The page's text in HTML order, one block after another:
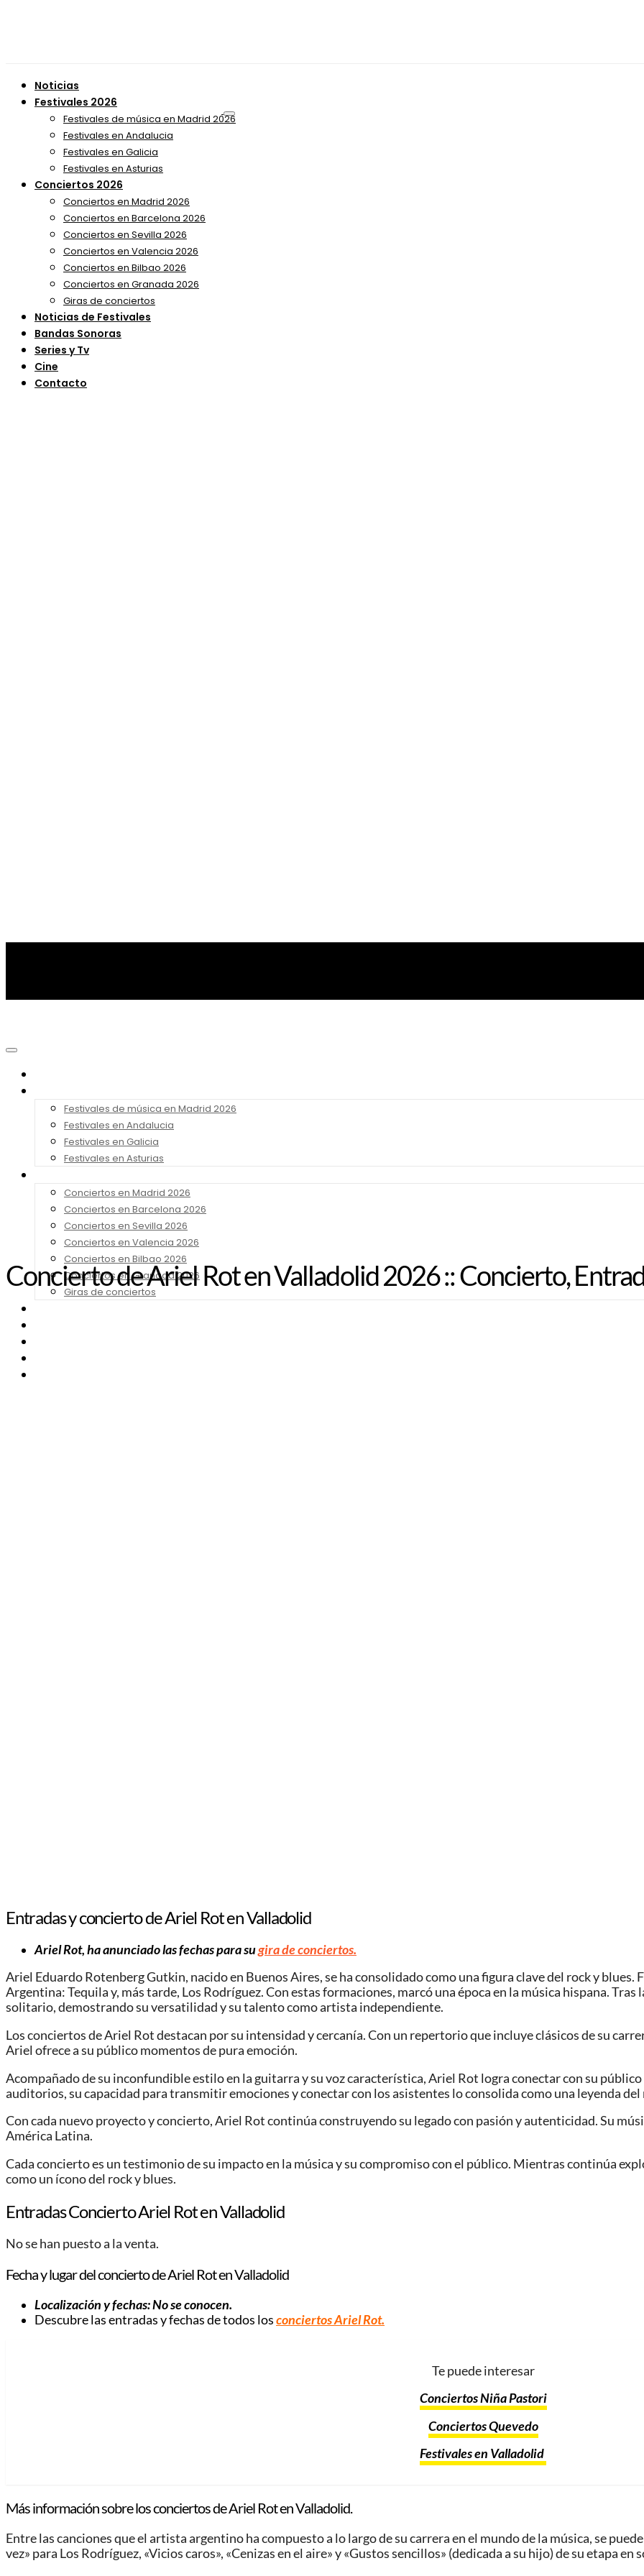
Noticias
Festivales 2026
Festivales de música en Madrid 2026
Festivales en Andalucia
Festivales en Galicia
Festivales en Asturias
Conciertos 2026
Conciertos en Madrid 2026
Conciertos en Barcelona 2026
Conciertos en Sevilla 2026
Conciertos en Valencia 2026
Conciertos en Bilbao 2026
Conciertos en Granada 2026
Giras de conciertos
Noticias de Festivales
Bandas Sonoras
Series y Tv
Cine
Contacto
Festivales de música en Madrid 2026
Festivales en Andalucia
Festivales en Galicia
Festivales en Asturias
Conciertos en Madrid 2026
Conciertos en Barcelona 2026
Conciertos en Sevilla 2026
Conciertos en Valencia 2026
Conciertos en Bilbao 2026
Conciertos en Granada 2026
Giras de conciertos
Concierto de Ariel Rot en Valladolid 2026 :: Concierto,
Entradas y concierto de Ariel Rot en Valladolid
Ariel Rot, ha anunciado las fechas para sugira de conciertos.
Ariel Eduardo Rotenberg Gutkin, nacido en Buenos Aires, se ha consolidado como una figura clave del rock y blues.
Argentina: Tequila y, más tarde, Los Rodríguez. Con estas formaciones, marcó una época en la música hispana.
solitario, demostrando su versatilidad y su talento como artista independiente.
Los conciertos de Ariel Rot destacan por su intensidad y cercanía. Con un repertorio que incluye clásicos de su
Ariel ofrece a su público momentos de pura emoción.
Acompañado de su inconfundible estilo en la guitarra y su voz característica, Ariel Rot logra conectar con su
auditorios, su capacidad para transmitir emociones y conectar con los asistentes lo consolida como una leyenda del
Con cada nuevo proyecto y concierto, Ariel Rot continúa construyendo su legado con pasión y autenticidad. Su
América Latina.
Cada concierto es un testimonio de su impacto en la música y su compromiso con el público. Mientras continúa
como un ícono del rock y blues.
Entradas Concierto Ariel Rot en Valladolid
No se han puesto a la venta.
Fecha y lugar del concierto de Ariel Rot en Valladolid
Localización y fechas: No se conocen.
Descubre las entradas y fechas de todos losconciertos Ariel Rot.
Te puede interesar
Conciertos Niña Pastori
Conciertos Quevedo
Festivales en Valladolid
Más información sobre los conciertos de Ariel Rot en Valladolid.
Entre las canciones que el artista argentino ha compuesto a lo largo de su carrera en el mundo de la música, se
vez» para Los Rodríguez, «Vicios caros», «Cenizas en el aire» y «Gustos sencillos» (dedicada a su hijo) de su etapa en